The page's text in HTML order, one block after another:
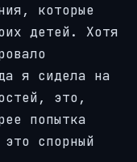
которые
детей. Хотя
я сидела на
это,
попытка
спорный